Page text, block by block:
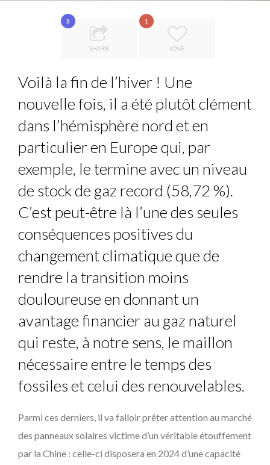
8 TIPS FROM OBAMA TO SUCCEED IN INTERVIEW
COMMODITY INNOVATION AWARDS 2025
7 QUESTIONS TO MAIMOUNA BABA DANPULLO, EXPERT
...
THE FLIP SIDE: MARGARET ORMISTON AT TEDX LONDO...
3
SHARE
1
LOVE
Voilà la fin de l’hiver ! Une
nouvelle fois, il a été plutôt clément
dans l’hémisphère nord et en
particulier en Europe qui, par
exemple, le termine avec un niveau
de stock de gaz record (58,72 %).
C’est peut-être là l’une des seules
conséquences positives du
changement climatique que de
rendre la transition moins
douloureuse en donnant un
avantage financier au gaz naturel
qui reste, à notre sens, le maillon
nécessaire entre le temps des
fossiles et celui des renouvelables.
Parmi ces derniers, il va falloir prêter attention au marché
des panneaux solaires victime d’un véritable étouffement
par la Chine : celle-ci disposera en 2024 d’une capacité